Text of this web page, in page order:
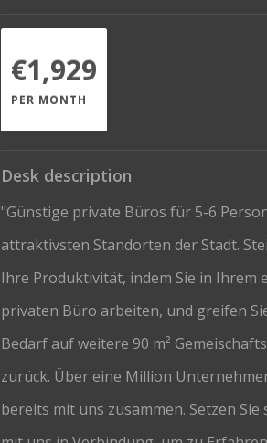
€1,929
PER MONTH
Desk description
"Günstige private Büros für 5-6
attraktivsten Standorten der Stadt.
Ihre Produktivität, indem Sie in Ihrem
privaten Büro arbeiten, und greifen
Bedarf auf weitere 90 m²
zurück. Über eine Million
bereits mit uns zusammen. Setzen Sie